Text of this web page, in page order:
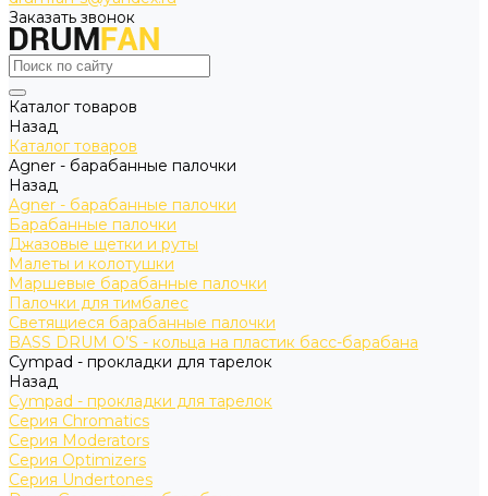
Заказать звонок
Каталог товаров
Назад
Каталог товаров
Agner - барабанные палочки
Назад
Agner - барабанные палочки
Барабанные палочки
Джазовые щетки и руты
Малеты и колотушки
Маршевые барабанные палочки
Палочки для тимбалес
Светящиеся барабанные палочки
BASS DRUM O’S - кольца на пластик басс-барабана
Cympad - прокладки для тарелок
Назад
Cympad - прокладки для тарелок
Серия Chromatics
Серия Moderators
Серия Optimizers
Серия Undertones